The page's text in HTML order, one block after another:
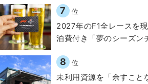
7 位
2027年のF1全レースを
泊費付き「夢のシーズン
8 位
未利用資源を「余すこと